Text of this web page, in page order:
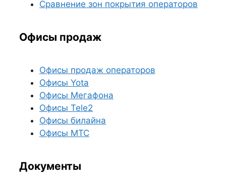
Сравнение зон покрытия операторов
Офисы продаж
Офисы продаж операторов
Офисы Yota
Офисы Мегафона
Офисы Tele2
Офисы билайна
Офисы МТС
Документы